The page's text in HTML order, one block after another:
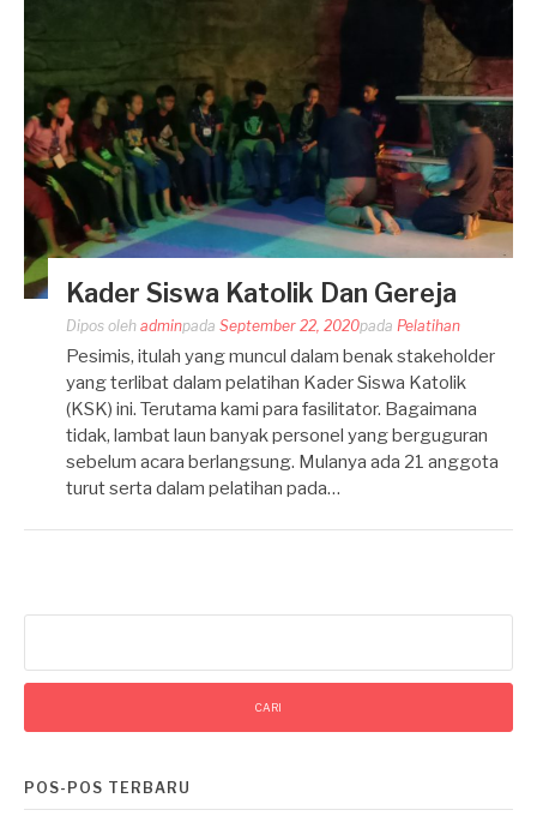
Kader Siswa Katolik Dan Gereja
Dipos oleh adminpada September 22, 2020pada Pelatihan
Pesimis, itulah yang muncul dalam benak stakeholder
yang terlibat dalam pelatihan Kader Siswa Katolik
(KSK) ini. Terutama kami para fasilitator. Bagaimana
tidak, lambat laun banyak personel yang berguguran
sebelum acara berlangsung. Mulanya ada 21 anggota
turut serta dalam pelatihan pada…
POS-POS TERBARU